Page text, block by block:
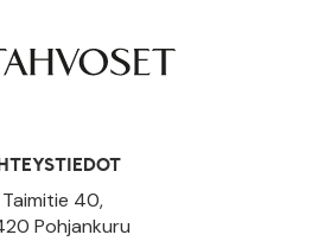
Taimitie 40,
Pohjankuru